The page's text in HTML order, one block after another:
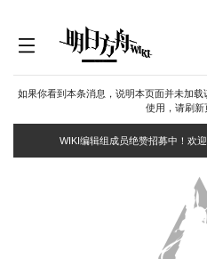
如果你看到本条消息，说明本页面并未加
使用，请刷新
WIKI编辑组成员绝赞招募中！欢